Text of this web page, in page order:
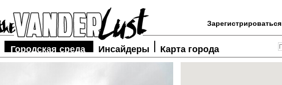
Зарегистрироваться
Городская среда Инсайдеры Карта города